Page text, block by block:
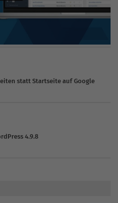
statt Startseite auf Google
4.9.8